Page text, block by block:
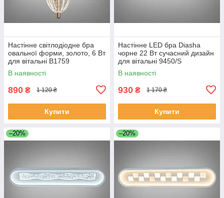
Настінне світлодіодне бра
овальної форми, золото, 6 Вт
для вітальні B1759
В наявності
890 ₴ 1 120 ₴
Купити
Настінне LED бра Diasha
чорне 22 Вт сучасний дизайн
для вітальні 9450/S
В наявності
930 ₴ 1 170 ₴
Купити
–20% –20%